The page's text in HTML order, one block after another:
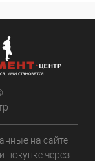
на сайте
покупке через